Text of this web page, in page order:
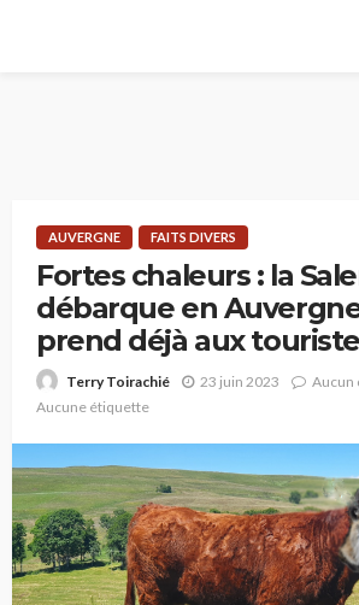
AUVERGNE FAITS DIVERS
Fortes chaleurs : la
débarque en Auvergne
prend déjà aux
Terry Toirachié 23 juin 2023
Aucun
Aucune étiquette